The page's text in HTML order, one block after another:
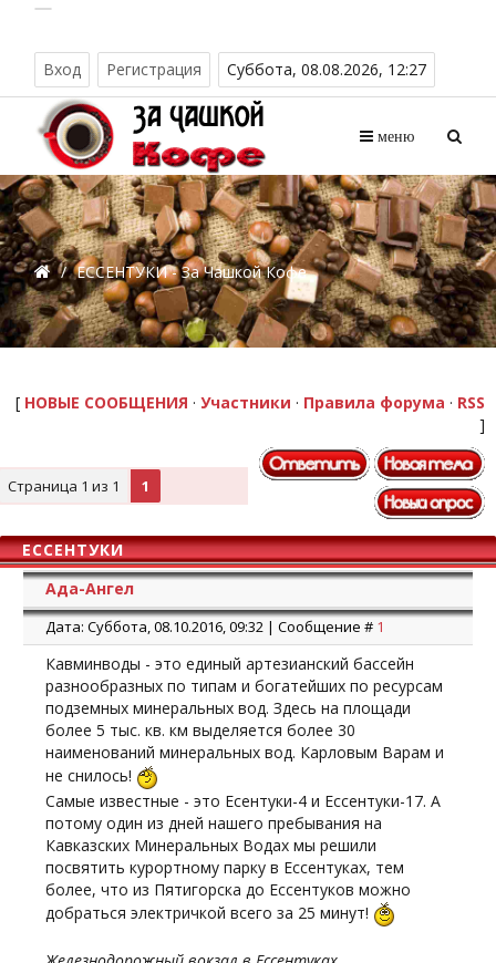
Вход Регистрация Суббота, 08.08.2026, 12:27
меню
/ ЕССЕНТУКИ - За Чашкой Кофе
[ НОВЫЕ СООБЩЕНИЯ · Участники · Правила форума · RSS
]
Страница 1 из 1 1
ЕССЕНТУКИ
Ада-Ангел
Дата: Суббота, 08.10.2016, 09:32 | Сообщение # 1
Кавминводы - это единый артезианский бассейн
разнообразных по типам и богатейших по ресурсам
подземных минеральных вод. Здесь на площади
более 5 тыс. кв. км выделяется более 30
наименований минеральных вод. Карловым Варам и
не снилось!
Самые известные - это Есентуки-4 и Ессентуки-17. А
потому один из дней нашего пребывания на
Кавказских Минеральных Водах мы решили
посвятить курортному парку в Ессентуках, тем
более, что из Пятигорска до Ессентуков можно
добраться электричкой всего за 25 минут!